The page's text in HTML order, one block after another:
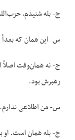
ج- بله شنیدم،
س- این همان که
ج- نه همان‌وقت
رهبرش بود.
س- من اطلاعی ندارم.
ج- بله همان است. او